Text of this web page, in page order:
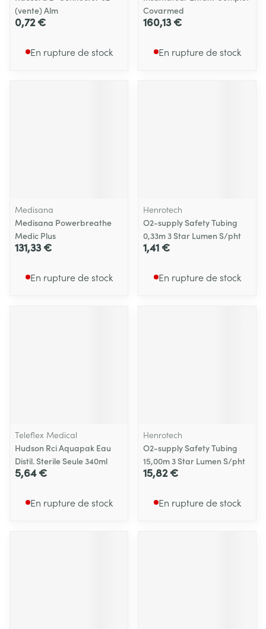
(vente) Alm
0,72 €
En rupture de stock
Covarmed
160,13 €
En rupture de stock
Medisana
Medisana Powerbreathe
Medic Plus
131,33 €
En rupture de stock
Henrotech
O2-supply Safety Tubing
0,33m 3 Star Lumen S/pht
1,41 €
En rupture de stock
Teleflex Medical
Hudson Rci Aquapak Eau
Distil. Sterile Seule 340ml
5,64 €
En rupture de stock
Henrotech
O2-supply Safety Tubing
15,00m 3 Star Lumen S/pht
15,82 €
En rupture de stock